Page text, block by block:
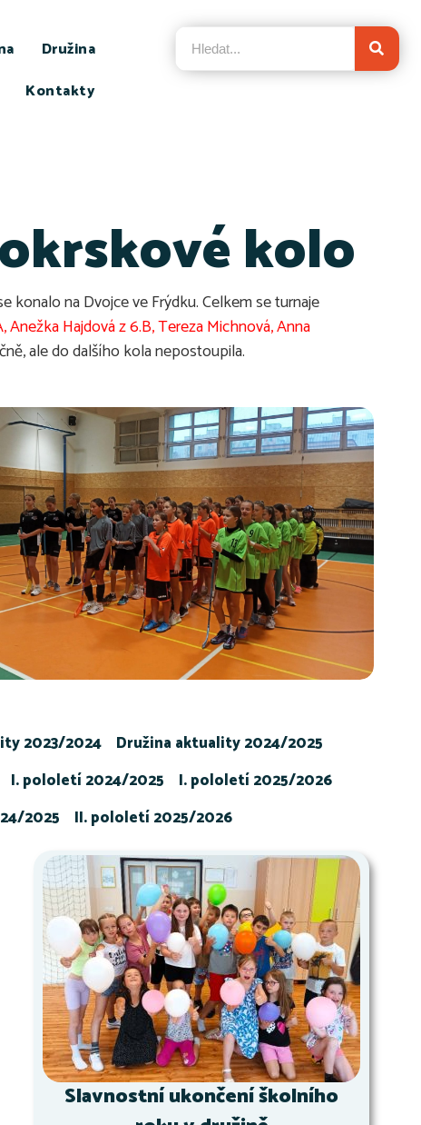
Družina
Kontakty
kolo
konalo na Dvojce ve Frýdku. Celkem se turnaje
Anežka Hajdová z 6.B, Tereza Michnová, Anna
ale do dalšího kola nepostoupila.
2023/2024
Družina aktuality 2024/2025
I. pololetí 2024/2025
I. pololetí 2025/2026
2025 II. pololetí 2025/2026
Slavnostní ukončení školního